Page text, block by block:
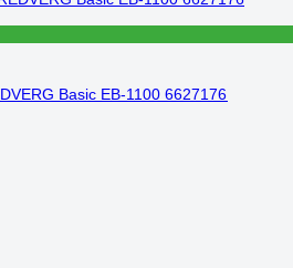
Basic EB-1100 6627176